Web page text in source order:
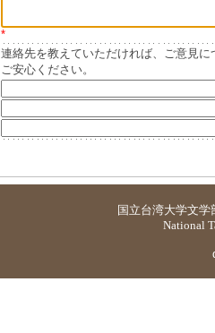
*
連絡先を教えていただければ、ご意見
ご安心ください。
国立台湾大学文学
National